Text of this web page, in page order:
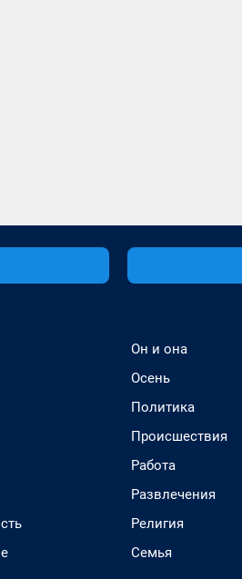
Он и она
Осень
Политика
Происшествия
Работа
Развлечения
Религия
Семья